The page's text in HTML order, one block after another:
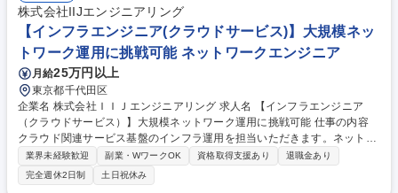
株式会社IIJエンジニアリング
【インフラエンジニア(クラウドサービス)】大規模ネッ
トワーク運用に挑戦可能 ネットワークエンジニア
月給25万円以上
東京都千代田区
企業名 株式会社ＩＩＪエンジニアリング 求人名 【インフラエンジニア
（クラウドサービス）】大規模ネットワーク運用に挑戦可能 仕事の内容
クラウド関連サービス基盤のインフラ運用を担当いただきます。ネットワ
ーク機器の増強やリプレース、保守運用に加え、運用改善や効率化施策の
推進、検証環境での評価業務、各種ドキュメント整備などに携わります。
■企業向けクラウド関連サービスのネットワーク運用 ■ネットワーク機器
業界未経験歓迎 副業・WワークOK 資格取得支援あり
退職金あり
完全週休2日制
土日祝休み